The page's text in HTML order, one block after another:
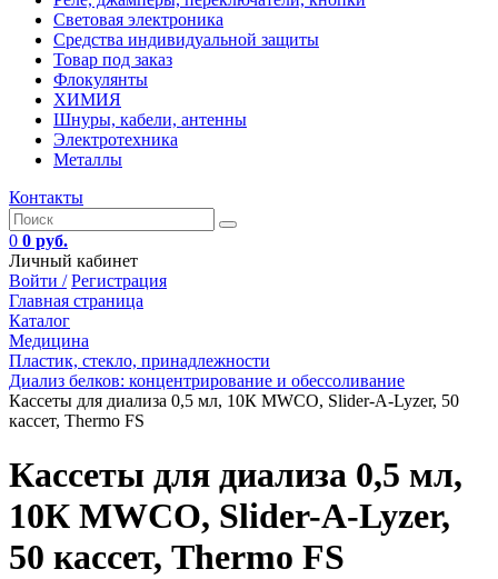
Световая электроника
Средства индивидуальной защиты
Товар под заказ
Флокулянты
ХИМИЯ
Шнуры, кабели, антенны
Электротехника
Металлы
Контакты
0 0 руб.
Личный кабинет
Войти / Регистрация
Главная страница
Каталог
Медицина
Пластик, стекло, принадлежности
Диализ белков: концентрирование и обессоливание
Кассеты для диализа 0,5 мл, 10К MWCO, Slider-A-Lyzer, 50
кассет, Thermo FS
Кассеты для диализа 0,5 мл,
10К MWCO, Slider-A-Lyzer,
50 кассет, Thermo FS